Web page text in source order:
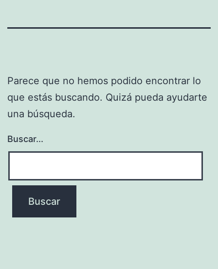
Parece que no hemos podido encontrar lo
que estás buscando. Quizá pueda ayudarte
una búsqueda.
Buscar...